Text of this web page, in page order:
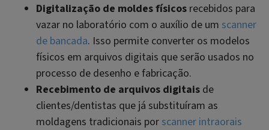
Digitalização de moldes físicos recebidos para
vazar no laboratório com o auxílio de um scanner
de bancada. Isso permite converter os modelos
físicos em arquivos digitais que serão usados no
processo de desenho e fabricação.
Recebimento de arquivos digitais de
clientes/dentistas que já substituíram as
moldagens tradicionais por scanner intraorais